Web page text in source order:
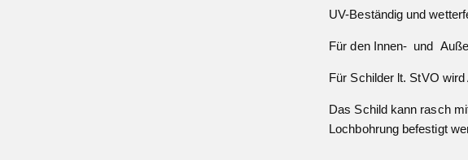
UV-Beständig und
Für den Innen- und
Für Schilder lt. StVO
Das Schild kann rasch
Lochbohrung befestigt